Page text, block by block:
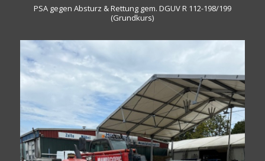
PSA gegen Absturz & Rettung gem. DGUV R 112-198/199
(Grundkurs)